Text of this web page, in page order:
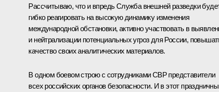
Рассчитываю, что и впредь Служба внешней разведки
гибко реагировать на высокую динамику изменения
международной обстановки, активно участвовать в
и нейтрализации потенциальных угроз для России,
качество своих аналитических материалов.
В одном боевом строю с сотрудниками СВР представители
всех российских органов безопасности. И в этот